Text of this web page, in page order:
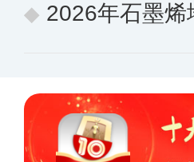
2026年石墨烯地